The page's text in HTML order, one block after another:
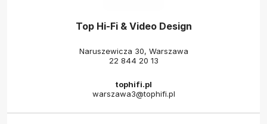
Top Hi-Fi & Video Design
Naruszewicza 30, Warszawa
22 844 20 13
tophifi.pl
warszawa3@tophifi.pl